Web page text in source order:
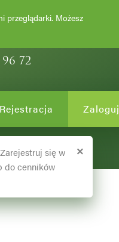
72
Zaloguj
Rejestracja
się w
do cenników
×
przeglądarki. Możesz